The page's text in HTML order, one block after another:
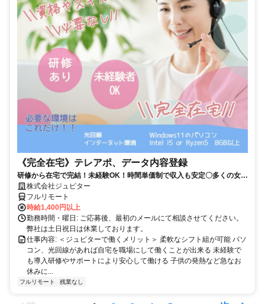
《完全在宅》テレアポ、データ内容登録
研修から在宅で完結！未経験OK！時間単価制で収入も安定〇多くの女性
の方が活躍中！隙間時間有効活用！
株式会社ジュピター
フルリモート
時給1,400円以上
勤務時間・曜日: ご応募後、最初のメールにて相談させてください。
弊社は土日祝日は休業しております。
仕事内容: ＜ジュピターで働くメリット＞ 柔軟なシフト組が可能 パソ
コン、光回線があれば自宅を職場にして働くことが出来る 未経験で
も導入研修やサポートにより安心して働ける 子供の発熱など急なお
休みに...
フルリモート 残業なし